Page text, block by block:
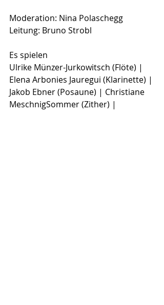
Moderation: Nina Polaschegg
Leitung: Bruno Strobl
Es spielen
Ulrike Münzer-Jurkowitsch (Flöte) |
Elena Arbonies Jauregui (Klarinette) |
Jakob Ebner (Posaune) | Christiane
MeschnigSommer (Zither) |